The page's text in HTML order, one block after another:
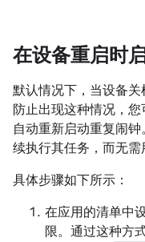
在设备重启时
默认情况下，当设备
防止出现这种情况，
自动重新启动重复闹
续执行其任务，而无需
具体步骤如下所示：
在应用的清单中
限。通过这种方